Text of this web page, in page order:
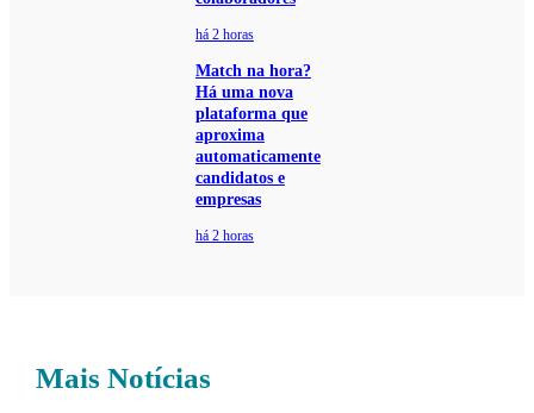
há 2 horas
Match na hora?
Há uma nova
plataforma que
aproxima
automaticamente
candidatos e
empresas
há 2 horas
Mais Notícias